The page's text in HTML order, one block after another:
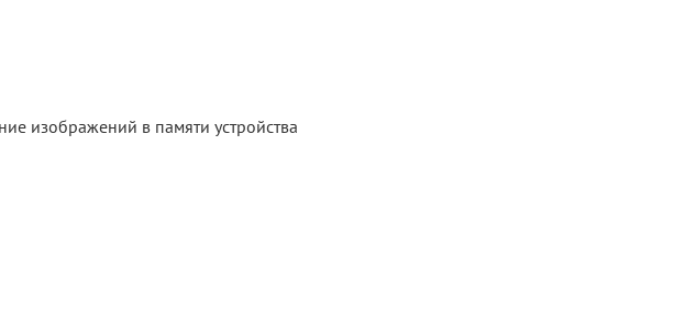
изображений в памяти устройства